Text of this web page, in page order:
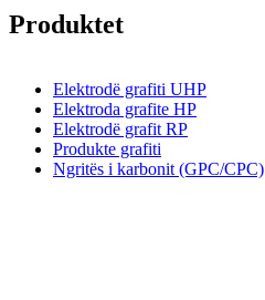
Produktet
Elektrodë grafiti UHP
Elektroda grafite HP
Elektrodë grafit RP
Produkte grafiti
Ngritës i karbonit (GPC/CPC)